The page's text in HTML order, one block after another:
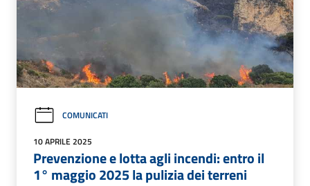
COMUNICATI
10 APRILE 2025
Prevenzione e lotta agli incendi: entro il
1° maggio 2025 la pulizia dei terreni